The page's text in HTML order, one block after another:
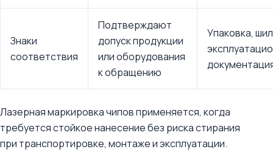
Знаки
соответствия
Подтверждают
допуск продукции
или оборудования
к обращению
Упаковка,
Лазерная маркировка чипов применяется, когда
требуется стойкое нанесение без риска стирания
при транспортировке, монтаже и эксплуатации.